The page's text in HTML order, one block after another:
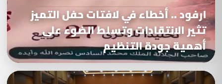
ارفود .. أخطاء في لافتات حفل التميز
تثير الانتقادات وتسلط الضوء على
أهمية جودة التنظيم